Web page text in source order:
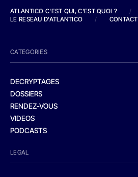
ATLANTICO C'EST QUI, C'EST QUOI ?
/
LE RESEAU D'ATLANTICO
/ CONTACT
CATEGORIES
DECRYPTAGES
DOSSIERS
RENDEZ-VOUS
VIDEOS
PODCASTS
LEGAL